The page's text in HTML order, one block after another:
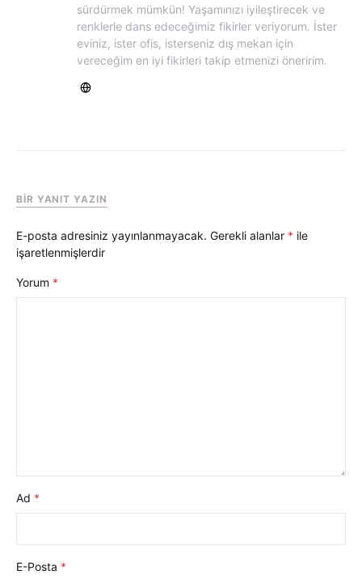
sürdürmek mümkün! Yaşamınızı iyileştirecek ve
renklerle dans edeceğimiz fikirler veriyorum. İster
eviniz, ister ofis, isterseniz dış mekan için
vereceğim en iyi fikirleri takip etmenizi öneririm.
BIR YANIT YAZIN
E-posta adresiniz yayınlanmayacak. Gerekli alanlar * ile
işaretlenmişlerdir
Yorum *
Ad *
E-Posta *